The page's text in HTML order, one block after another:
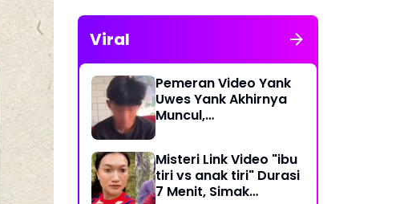
Viral
Pemeran Video Yank
Uwes Yank Akhirnya
Muncul,
Misteri Link Video "ibu
tiri vs anak tiri" Durasi
7 Menit, Simak